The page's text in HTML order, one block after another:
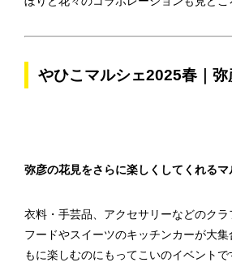
やひこマルシェ2025春｜弥
弥彦の花見をさらに楽しくしてくれるマ
衣料・手芸品、アクセサリーなどのクラ
フードやスイーツのキッチンカーが大集
もに楽しむのにもってこいのイベントで